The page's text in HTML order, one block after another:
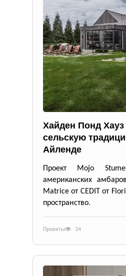
Хайден Понд
сельскую
Айленде
Проект Mojo
американских
Matrice от CEDIT от
пространство.
Проекты 34